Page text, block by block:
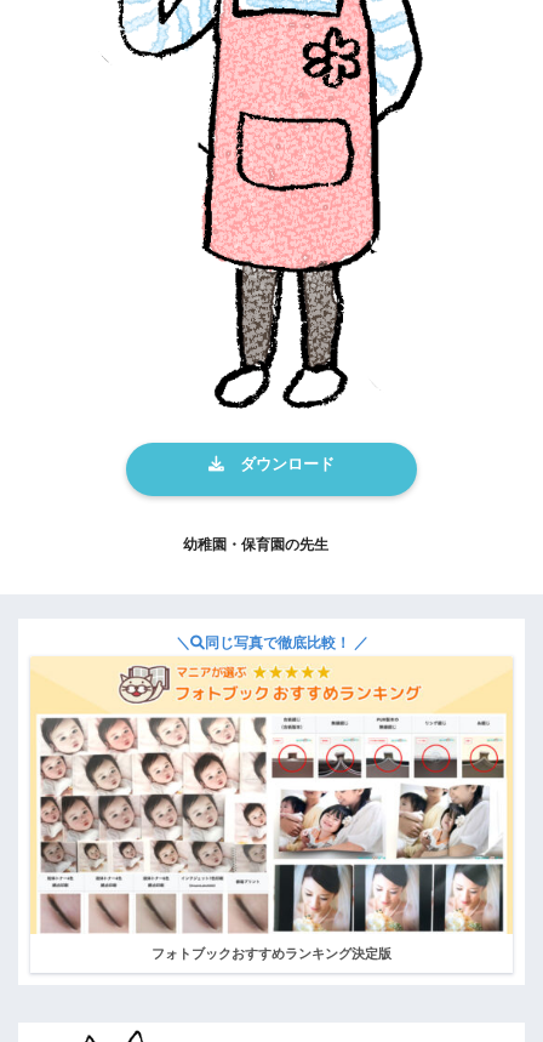
幼稚園・保育園の先生
＼ 同じ写真で徹底比較！ ／
フォトブックおすすめランキング決定版